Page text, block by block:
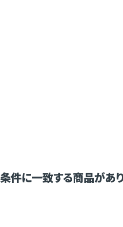
条件に一致する商品があ